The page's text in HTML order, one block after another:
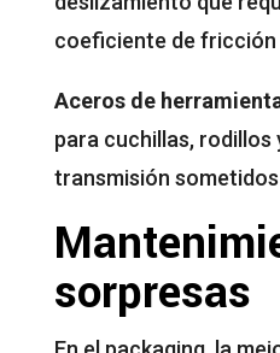
coeficiente de fricción
Aceros de
para cuchillas, rodillos
transmisión
sorpresas